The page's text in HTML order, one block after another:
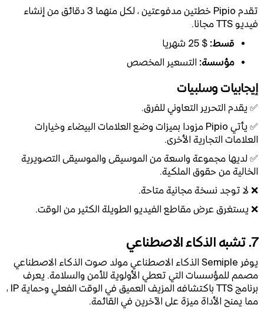
تقدم Pipio خطتين مدفوعتين ، لكل منهما 3 دقائق من إنشاء
فيديو TTS مجانا.
قسط:$ 25 شهريا
مؤسسة:التسعير المخصص
إيجابيات وسلبيات
✅ يقدم التحرير التعاوني للفرق.
✅ يأتي Pipio مزودا بميزات وضع العلامات البيضاء وخيارات
العلامات التجارية الأخرى.
✅ لديها مجموعة واسعة من الموسيقى والموسيقى التصويرية
الخالية من حقوق الملكية.
❌ لا توجد نسخة مجانية متاحة.
❌ يستغرق عرض مقاطع الفيديو الطويلة الكثير من الوقت.
7. تشبه الذكاء الاصطناعي
يوفر Semiple الذكاء الاصطناعي مولد صوت الذكاء الاصطناعي
مصمم للمؤسسات التي تعطي الأولوية للأمن والسلامة. يعرف
برنامج TTS باكتشافه المزيف العميق في الوقت الفعلي وحماية IP ،
مما يمنح الأداة ميزة على الآخرين في القائمة.